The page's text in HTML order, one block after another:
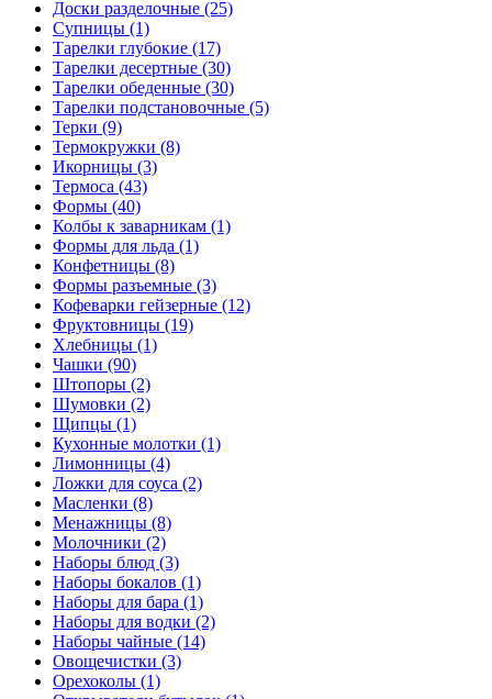
Доски разделочные (25)
Супницы (1)
Тарелки глубокие (17)
Тарелки десертные (30)
Тарелки обеденные (30)
Тарелки подстановочные (5)
Терки (9)
Термокружки (8)
Икорницы (3)
Термоса (43)
Формы (40)
Колбы к заварникам (1)
Формы для льда (1)
Конфетницы (8)
Формы разъемные (3)
Кофеварки гейзерные (12)
Фруктовницы (19)
Хлебницы (1)
Чашки (90)
Штопоры (2)
Шумовки (2)
Щипцы (1)
Кухонные молотки (1)
Лимонницы (4)
Ложки для соуса (2)
Масленки (8)
Менажницы (8)
Молочники (2)
Наборы блюд (3)
Наборы бокалов (1)
Наборы для бара (1)
Наборы для водки (2)
Наборы чайные (14)
Овощечистки (3)
Орехоколы (1)